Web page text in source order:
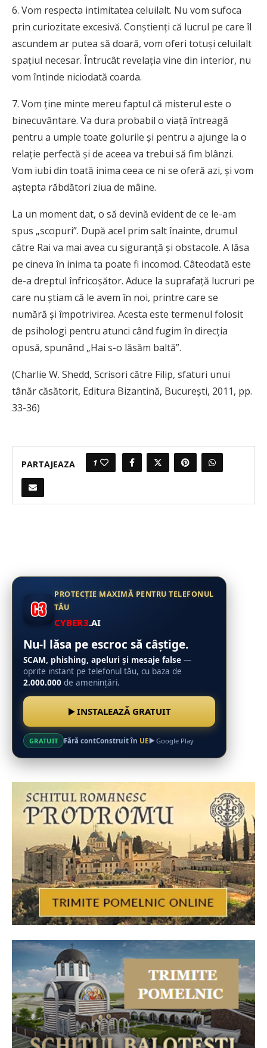
6. Vom respecta intimitatea celuilalt. Nu vom sufoca
prin curiozitate excesivă. Conştienţi că lucrul pe care îl
ascundem ar putea să doară, vom oferi totuşi celuilalt
spaţiul necesar. Întrucât revelaţia vine din interior, nu
vom întinde niciodată coarda.
7. Vom ţine minte mereu faptul că misterul este o
binecuvântare. Va dura probabil o viaţă întreagă
pentru a umple toate golurile şi pentru a ajunge la o
relaţie perfectă şi de aceea va trebui să fim blânzi.
Vom iubi din toată inima ceea ce ni se oferă azi, şi vom
aştepta răbdători ziua de mâine.
La un moment dat, o să devină evident de ce le-am
spus „scopuri”. După acel prim salt înainte, drumul
către Rai va mai avea cu siguranţă şi obstacole. A lăsa
pe cineva în inima ta poate fi incomod. Câteodată este
de-a dreptul înfricoşător. Aduce la suprafaţă lucruri pe
care nu ştiam că le avem în noi, printre care se
numără şi împotrivirea. Acesta este termenul folosit
de psihologi pentru atunci când fugim în direcţia
opusă, spunând „Hai s-o lăsăm baltă”.
(Charlie W. Shedd, Scrisori către Filip, sfaturi unui
tânăr căsătorit, Editura Bizantină, București, 2011, pp.
33-36)
PARTAJEAZA 1
PROTECȚIE MAXIMĂ PENTRU TELEFONUL
TĂU
CYBER3.AI
Nu-l lăsa pe escroc să câștige.
SCAM, phishing, apeluri și mesaje false —
oprite instant pe telefonul tău, cu baza de
2.000.000 de amenințări.
INSTALEAZĂ GRATUIT
GRATUIT Fără contConstruit în UE Google Play